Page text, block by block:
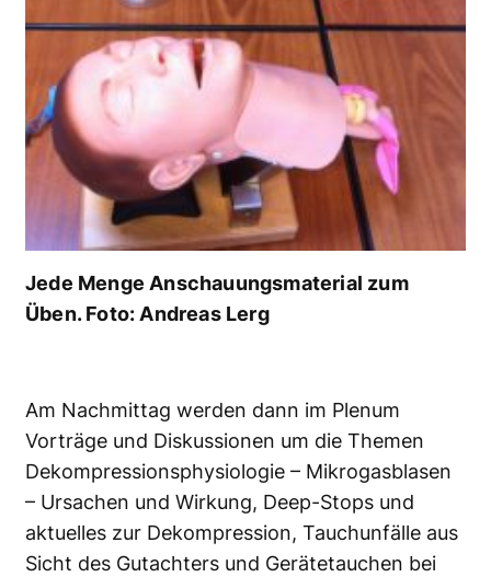
Jede Menge Anschauungsmaterial zum
Üben. Foto: Andreas Lerg
Am Nachmittag werden dann im Plenum
Vorträge und Diskussionen um die Themen
Dekompressionsphysiologie – Mikrogasblasen
– Ursachen und Wirkung, Deep-Stops und
aktuelles zur Dekompression, Tauchunfälle aus
Sicht des Gutachters und Gerätetauchen bei